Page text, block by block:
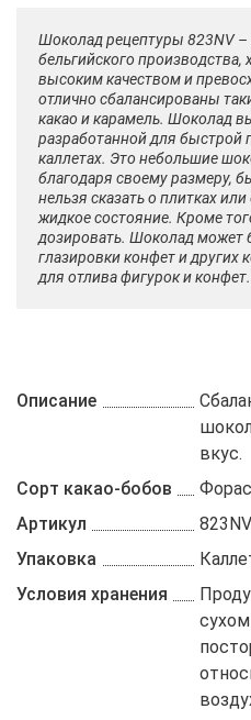
Шоколад рецептуры 823NV
бельгийского производства,
высоким качеством и
отлично сбалансированы
какао и карамель. Шоколад
разработанной для быстрой
каллетах. Это небольшие
благодаря своему размеру,
нельзя сказать о плитках
жидкое состояние. Кроме
дозировать. Шоколад может
глазировки конфет и других
для отлива фигурок и конфет.
Описание
вкус.
Сорт какао-бобов
Артикул
Упаковка
Условия хранения